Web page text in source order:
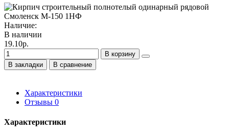
Наличие:
В наличии
19.10р.
В корзину
В закладки
В сравнение
Характеристики
Отзывы 0
Характеристики